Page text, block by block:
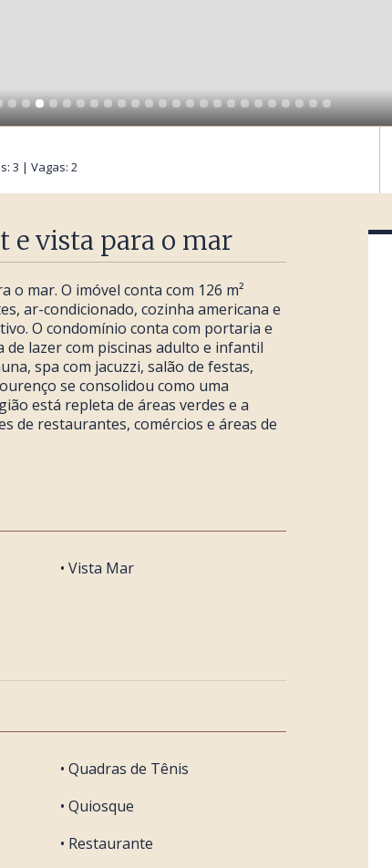
3 | Vagas: 2
e vista para o mar
mar. O imóvel conta com 126 m²
ar-condicionado, cozinha americana e
O condomínio conta com portaria e
lazer com piscinas adulto e infantil
spa com jacuzzi, salão de festas,
se consolidou como uma
está repleta de áreas verdes e a
de restaurantes, comércios e áreas de
• Vista Mar
• Quadras de Tênis
• Quiosque
• Restaurante